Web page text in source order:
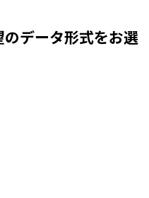
データ形式をお選